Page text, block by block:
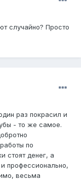
случайно? Просто
раз покрасил и
- то же самое.
по
стоят денег, а
профессионально,
весьма